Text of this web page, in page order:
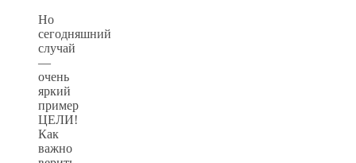
Но
сегодняшний
случай
—
очень
яркий
пример
ЦЕЛИ!
Как
важно